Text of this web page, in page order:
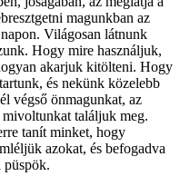
magunkban az
Világosan látnunk
Hogy mire használjuk,
akarjuk kitölteni. Hogy
és nekünk közelebb
végső önmagunkat, az
találjuk meg.
tanít minket, hogy
azokat, és befogadva
püspök.